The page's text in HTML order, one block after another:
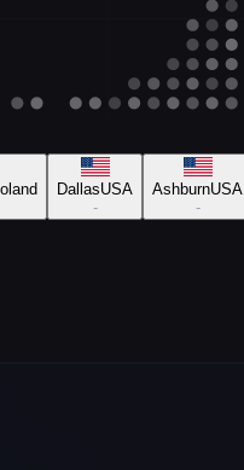
DallasUSA
-
AshburnUSA
-